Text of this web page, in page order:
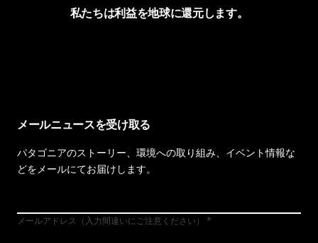
私たちは利益を地球に還元します。
メールニュースを受け取る
パタゴニアのストーリー、環境への取り組み、イベント情報な
どをメールにてお届けします。
メールアドレス（入力間違いにご注意ください）